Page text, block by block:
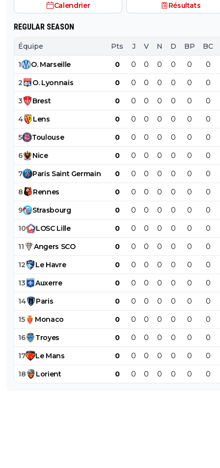
matchs, sans parler de sa dernière campagne de ldc où
plutôt très bien joué.
Calendrier Résultats
REGULAR SEASON
Équipe Pts J V N D BP BC
1 O. Marseille 0 0 0 0 0 0 0
2 O. Lyonnais 0 0 0 0 0 0 0
3 Brest 0 0 0 0 0 0 0
4 Lens 0 0 0 0 0 0 0
5 Toulouse 0 0 0 0 0 0 0
6 Nice 0 0 0 0 0 0 0
7 Paris Saint Germain 0 0 0 0 0 0 0
8 Rennes 0 0 0 0 0 0 0
9 Strasbourg 0 0 0 0 0 0 0
10 LOSC Lille 0 0 0 0 0 0 0
11 Angers SCO 0 0 0 0 0 0 0
12 Le Havre 0 0 0 0 0 0 0
13 Auxerre 0 0 0 0 0 0 0
14 Paris 0 0 0 0 0 0 0
15 Monaco 0 0 0 0 0 0 0
16 Troyes 0 0 0 0 0 0 0
17 Le Mans 0 0 0 0 0 0 0
18 Lorient 0 0 0 0 0 0 0